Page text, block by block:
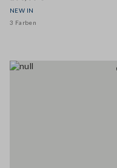
NEW IN
3 Farben